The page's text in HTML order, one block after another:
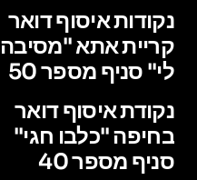
נקודות איסוף דואר
קריית אתא "מסיבה
לי" סניף מספר 50
נקודת איסוף דואר
בחיפה "כלבו חגי"
סניף מספר 40